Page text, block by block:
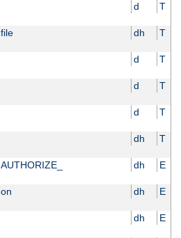
d T
file dh T
d T
d T
d T
dh T
AUTHORIZE_ dh E
on dh E
dh E